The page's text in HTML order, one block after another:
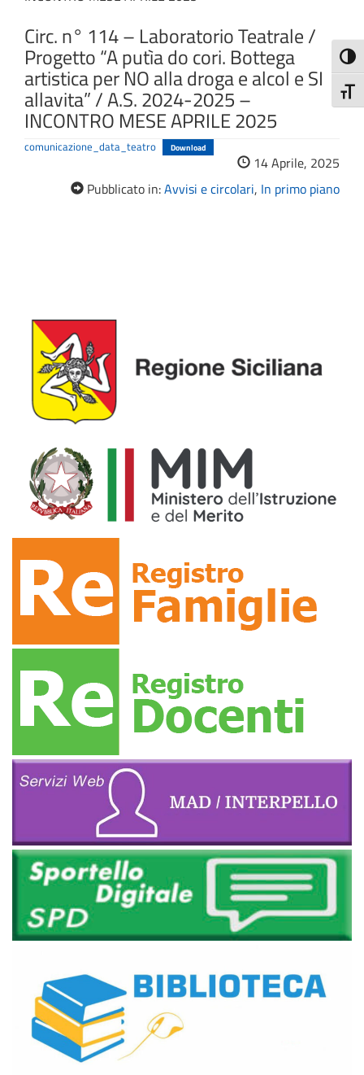
Circ. n° 114 – Laboratorio Teatrale /
Progetto “A putìa do cori. Bottega
artistica per NO alla droga e alcol e SI
allavita” / A.S. 2024-2025 –
INCONTRO MESE APRILE 2025
comunicazione_data_teatro Download
14 Aprile, 2025
Pubblicato in:Avvisi e circolari, In primo piano